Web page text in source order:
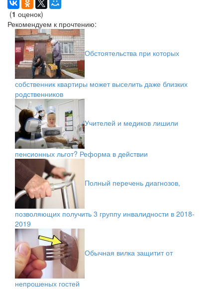
(1 оценок)
Рекомендуем к прочтению:
Обстоятельства при которых
собственник квартиры может выселить даже близких
родственников
Учителей и медиков лишили
пенсионных льгот? Реформа в действии
Полный перечень диагнозов,
позволяющих получить 3 группу инвалидности в 2018-
2019
Обычная вилка защитит от
непрошеных гостей